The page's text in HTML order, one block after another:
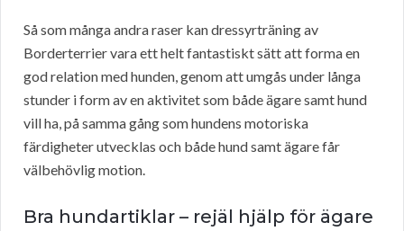
Så som många andra raser kan dressyrträning av
Borderterrier vara ett helt fantastiskt sätt att forma en
god relation med hunden, genom att umgås under långa
stunder i form av en aktivitet som både ägare samt hund
vill ha, på samma gång som hundens motoriska
färdigheter utvecklas och både hund samt ägare får
välbehövlig motion.
Bra hundartiklar – rejäl hjälp för ägare